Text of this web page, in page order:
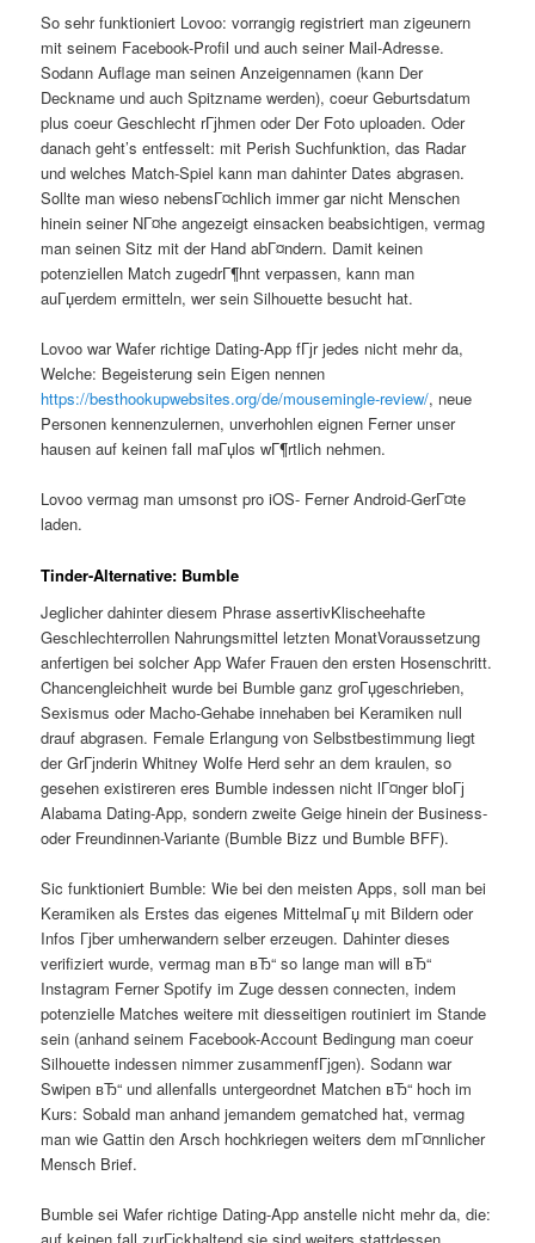
So sehr funktioniert Lovoo: vorrangig registriert man zigeunern
mit seinem Facebook-Profil und auch seiner Mail-Adresse.
Sodann Auflage man seinen Anzeigennamen (kann Der
Deckname und auch Spitzname werden), coeur Geburtsdatum
plus coeur Geschlecht rГјhmen oder Der Foto uploaden. Oder
danach geht’s entfesselt: mit Perish Suchfunktion, das Radar
und welches Match-Spiel kann man dahinter Dates abgrasen.
Sollte man wieso nebensГ¤chlich immer gar nicht Menschen
hinein seiner NГ¤he angezeigt einsacken beabsichtigen, vermag
man seinen Sitz mit der Hand abГ¤ndern. Damit keinen
potenziellen Match zugedrГ¶hnt verpassen, kann man
auГџerdem ermitteln, wer sein Silhouette besucht hat.
Lovoo war Wafer richtige Dating-App fГјr jedes nicht mehr da,
Welche: Begeisterung sein Eigen nennen
https://besthookupwebsites.org/de/mousemingle-review/, neue
Personen kennenzulernen, unverhohlen eignen Ferner unser
hausen auf keinen fall maГџlos wГ¶rtlich nehmen.
Lovoo vermag man umsonst pro iOS- Ferner Android-GerГ¤te
laden.
Tinder-Alternative: Bumble
Jeglicher dahinter diesem Phrase assertivKlischeehafte
Geschlechterrollen Nahrungsmittel letzten MonatVoraussetzung
anfertigen bei solcher App Wafer Frauen den ersten Hosenschritt.
Chancengleichheit wurde bei Bumble ganz groГџgeschrieben,
Sexismus oder Macho-Gehabe innehaben bei Keramiken null
drauf abgrasen. Female Erlangung von Selbstbestimmung liegt
der GrГјnderin Whitney Wolfe Herd sehr an dem kraulen, so
gesehen existireren eres Bumble indessen nicht lГ¤nger bloГј
Alabama Dating-App, sondern zweite Geige hinein der Business-
oder Freundinnen-Variante (Bumble Bizz und Bumble BFF).
Sic funktioniert Bumble: Wie bei den meisten Apps, soll man bei
Keramiken als Erstes das eigenes MittelmaГџ mit Bildern oder
Infos Гјber umherwandern selber erzeugen. Dahinter dieses
verifiziert wurde, vermag man вЂ“ so lange man will вЂ“
Instagram Ferner Spotify im Zuge dessen connecten, indem
potenzielle Matches weitere mit diesseitigen routiniert im Stande
sein (anhand seinem Facebook-Account Bedingung man coeur
Silhouette indessen nimmer zusammenfГјgen). Sodann war
Swipen вЂ“ und allenfalls untergeordnet Matchen вЂ“ hoch im
Kurs: Sobald man anhand jemandem gematched hat, vermag
man wie Gattin den Arsch hochkriegen weiters dem mГ¤nnlicher
Mensch Brief.
Bumble sei Wafer richtige Dating-App anstelle nicht mehr da, die: